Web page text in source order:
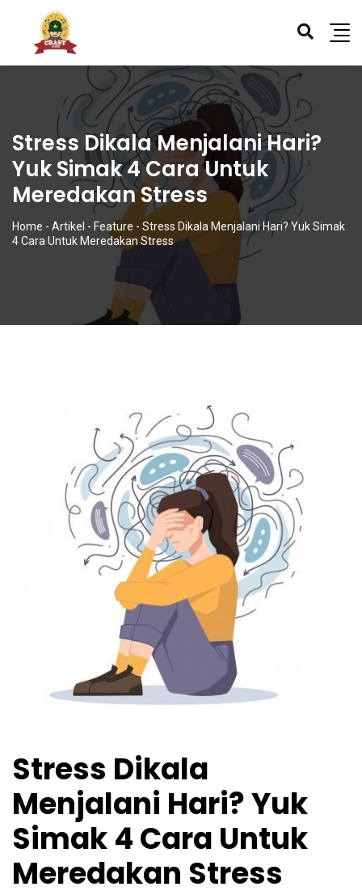
Stress Dikala Menjalani Hari?
Yuk Simak 4 Cara Untuk
Meredakan Stress
Home - Artikel - Feature - Stress Dikala Menjalani Hari? Yuk Simak
4 Cara Untuk Meredakan Stress
Stress Dikala
Menjalani Hari? Yuk
Simak 4 Cara Untuk
Meredakan Stress